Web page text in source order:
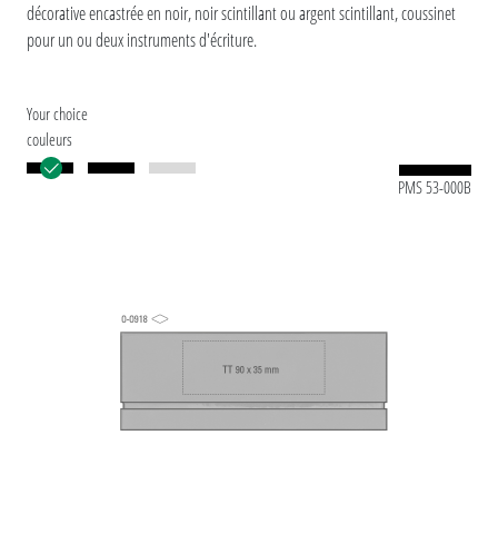
décorative encastrée en noir, noir scintillant ou argent scintillant, coussinet
pour un ou deux instruments d'écriture.
Your choice
couleurs
PMS 53-000B